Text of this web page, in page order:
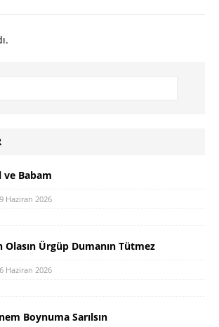
ve Babam
Haziran 2026
Olasın Ürgüp Dumanın Tütmez
Haziran 2026
Boynuma Sarılsın